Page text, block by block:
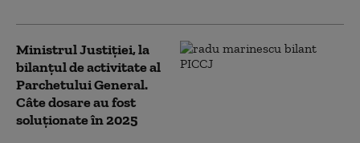
Ministrul Justiției, la
bilanțul de activitate al
Parchetului General.
Câte dosare au fost
soluționate în 2025